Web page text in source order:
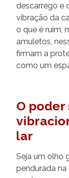
descarrego e
vibração da
o que é ruim,
amuletos,
firmam a
como um
O
lar
Seja um olho
pendurada